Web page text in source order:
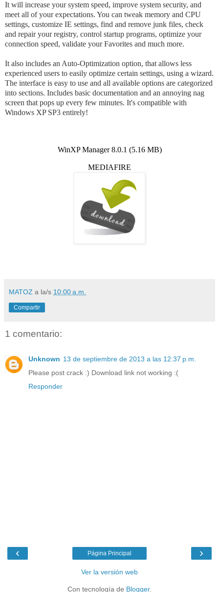
It will increase your system speed, improve system security, and
meet all of your expectations. You can tweak memory and CPU
settings, customize IE settings, find and remove junk files, check
and repair your registry, control startup programs, optimize your
connection speed, validate your Favorites and much more.
It also includes an Auto-Optimization option, that allows less
experienced users to easily optimize certain settings, using a wizard.
The interface is easy to use and all available options are categorized
into sections. Includes basic documentation and an annoying nag
screen that pops up every few minutes. It's compatible with
Windows XP SP3 entirely!
WinXP Manager 8.0.1 (5.16 MB)
MEDIAFIRE
MATOZ a la/s 10:00 a.m.
Compartir
1 comentario:
Unknown 13 de septiembre de 2013 a las 12:37 p.m.
Please post crack :) Download link not working :(
Responder
‹ ›
Página Principal
Ver la versión web
Con tecnología de Blogger.